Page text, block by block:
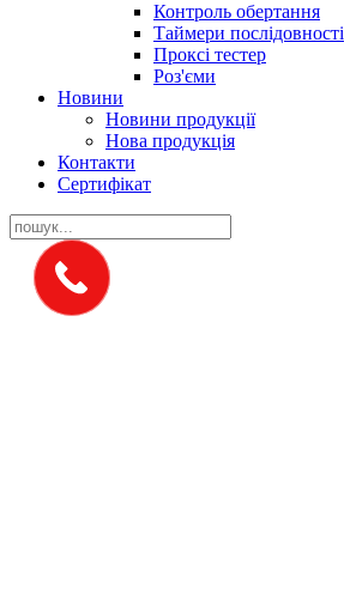
Контроль обертання
Таймери послідовності
Проксі тестер
Роз'єми
Новини
Новини продукції
Нова продукція
Контакти
Сертифікат